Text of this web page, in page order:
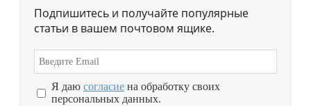
Подпишитесь и получайте популярные
статьи в вашем почтовом ящике.
Я даю согласие на обработку своих
персональных данных.